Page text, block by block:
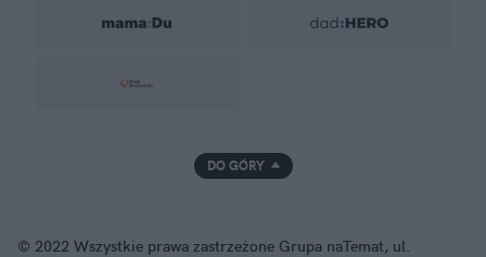
DO GÓRY
© 2022 Wszystkie prawa zastrzeżone Grupa naTemat, ul.